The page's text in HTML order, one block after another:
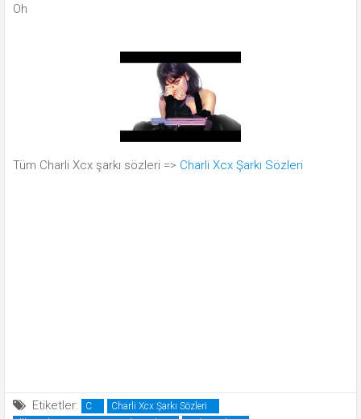
Oh
Tüm Charli Xcx şarkı sözleri => Charli Xcx Şarkı Sözleri
Etiketler: C
Charli Xcx Şarkı Sözleri